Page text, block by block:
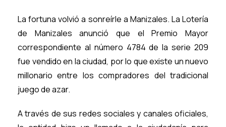
La fortuna volvió a sonreírle a Manizales. La Lotería
de Manizales anunció que el Premio Mayor
correspondiente al número 4784 de la serie 209
fue vendido en la ciudad, por lo que existe un nuevo
millonario entre los compradores del tradicional
juego de azar.
A través de sus redes sociales y canales oficiales,